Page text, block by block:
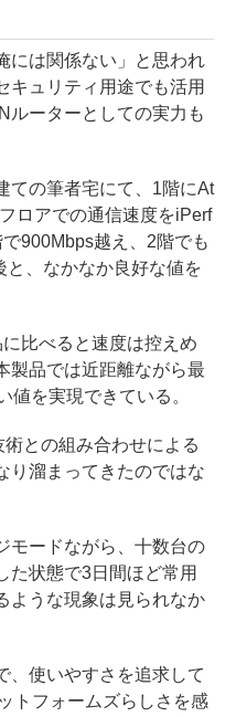
は関係ない」と思われ
キュリティ用途でも活用
ルーターとしての実力も
の筆者宅にて、1階にAt
ロアでの通信速度をiPerf
900Mbps越え、2階でも
、なかなか良好な値を
比べると速度は控えめ
製品では近距離ながら最
値を実現できている。
との組み合わせによる
り溜まってきたのではな
ードながら、十数台の
た状態で3日間ほど常用
ような現象は見られなか
使いやすさを追求して
トフォームズらしさを感